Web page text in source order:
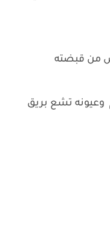
من قبضته
وعيونه تشع بريق